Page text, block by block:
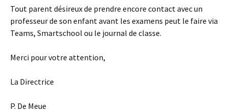
Tout parent désireux de prendre encore contact avec un
professeur de son enfant avant les examens peut le faire via
Teams, Smartschool ou le journal de classe.
Merci pour votre attention,
La Directrice
P. De Meue